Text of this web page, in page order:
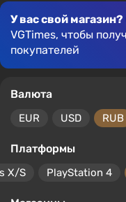
У вас свой магазин?
VGTimes, чтобы
покупателей
Валюта
EUR USD RUB
Платформы
X/S PlayStation 4